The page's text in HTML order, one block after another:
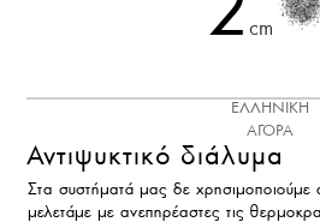
cm
ΕΛΛΗΝΙΚΗ
ΑΓΟΡΑ
Αντιψυκτικό διάλυμα
Στα συστήματά μας δε χρησιμοποιούμε
μελετάμε με ανεπηρέαστες τις